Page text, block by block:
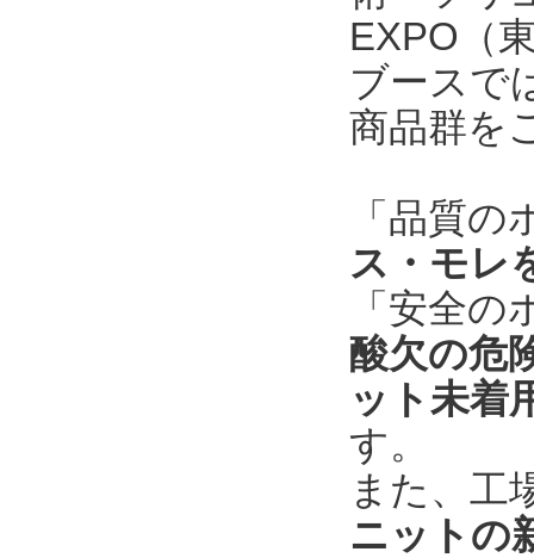
EXPO（
ブースで
商品群を
「品質
ス・モレ
「安全
酸欠の危
ット未着
す。
また、工
ニットの